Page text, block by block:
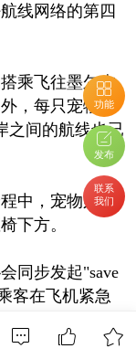
功能
发布
联系
我们
线网络的第四
乘飞往墨尔本
，每只宠物需
之间的航线也已
中，宠物必须
下方。
同步发起"save
客在飞机紧急